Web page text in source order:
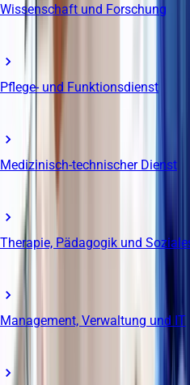
Wissenschaft und Forschung
Pflege- und Funktionsdienst
Medizinisch-technischer Dienst
Therapie, Pädagogik und
Management, Verwaltung und IT